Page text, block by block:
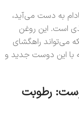
به دست می‌آید،
است. این روغن
می‌تواند راهگشای
با این دوست جدید و
رطوبت